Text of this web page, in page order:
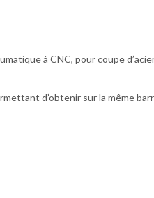
à CNC, pour coupe
d’obtenir sur la même